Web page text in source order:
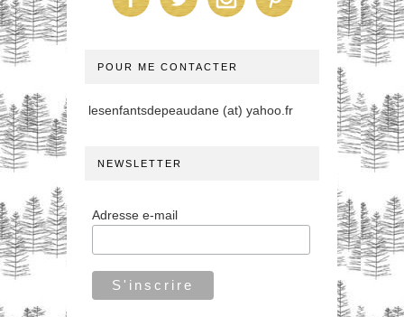
POUR ME CONTACTER
lesenfantsdepeaudane (at) yahoo.fr
NEWSLETTER
Adresse e-mail